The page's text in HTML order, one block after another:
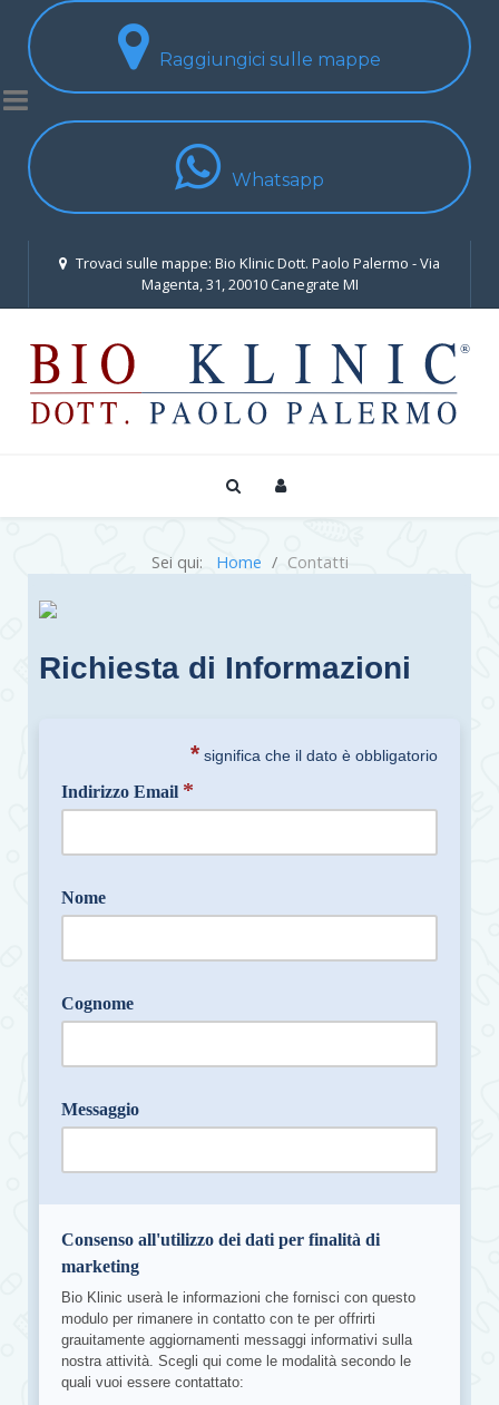
Raggiungici sulle mappe
Whatsapp
Trovaci sulle mappe: Bio Klinic Dott. Paolo Palermo - Via
Magenta, 31, 20010 Canegrate MI
Sei qui: Home Contatti